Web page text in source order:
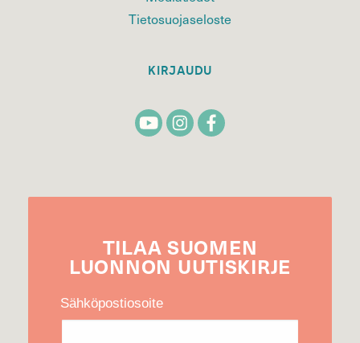
Tietosuojaseloste
KIRJAUDU
TILAA SUOMEN
LUONNON UUTIS­KIRJE
Sähköpostiosoite